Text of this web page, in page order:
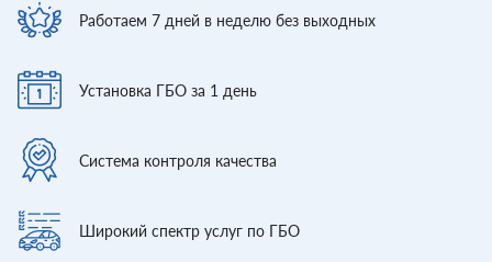
Работаем 7 дней в неделю без выходных
Установка ГБО за 1 день
Система контроля качества
Широкий спектр услуг по ГБО